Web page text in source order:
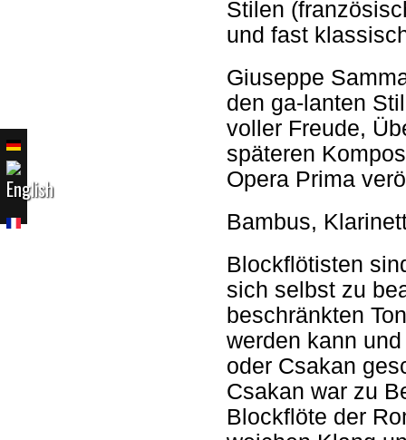
Stilen
und fast
Giuseppe
den ga-lanten
voller Freude,
späteren
Opera Prima
Bambus,
Blockflötisten
sich selbst zu
beschränkten
werden kann
oder Csakan
Csakan war zu
Blockflöte der